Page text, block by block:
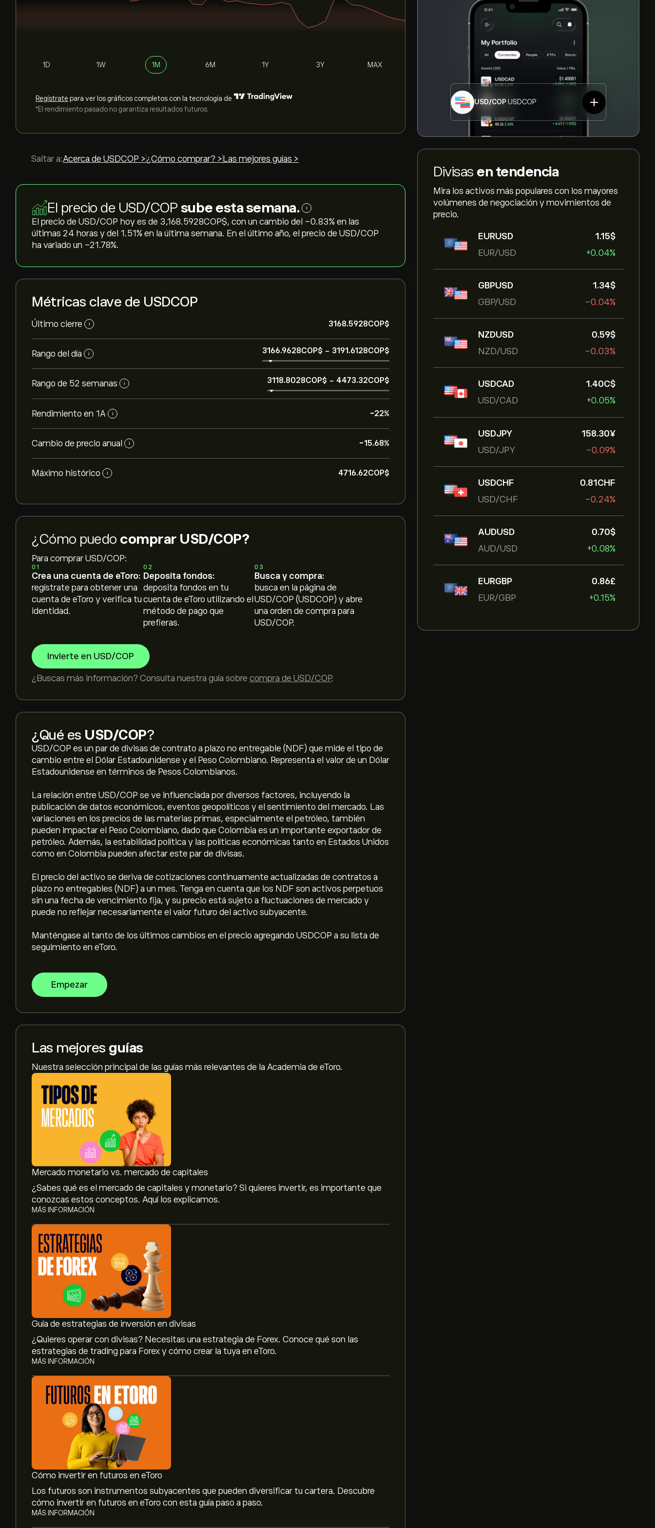
USD/COP USDCOP
Divisas en tendencia
Mira los activos más populares con los mayores
volúmenes de negociación y movimientos de
precio.
EURUSD
EUR/USD
1.15‎$‎
+0.04%
GBPUSD
GBP/USD
1.34‎$‎
-0.04%
NZDUSD
NZD/USD
0.59‎$‎
-0.03%
USDCAD
USD/CAD
1.40‎C$‎
+0.05%
USDJPY
USD/JPY
158.30‎¥‎
-0.09%
USDCHF
USD/CHF
0.81‎CHF‎
-0.24%
AUDUSD
AUD/USD
0.70‎$‎
+0.08%
EURGBP
EUR/GBP
0.86‎£‎
+0.15%
1D 1W 1M 6M 1Y 3Y MAX
Regístrate para ver los gráficos completos con la tecnología de
*El rendimiento pasado no garantiza resultados futuros.
Saltar a:Acerca de USDCOP >¿Cómo comprar? > Las mejores guías >
El precio de USD/COP sube esta semana. i
El precio de USD/COP hoy es de 3,168.5928‎COP$‎, con un cambio del ‎-0.83‎% en las
últimas 24 horas y del ‎1.51‎% en la última semana. En el último año, el precio de USD/COP
ha variado un ‎-21.78‎%.
Métricas clave de USDCOP
Último cierre i 3168.5928‎COP$‎
Rango del día i 3166.9628‎COP$‎ - 3191.6128‎COP$‎
Rango de 52 semanas i 3118.8028‎COP$‎ - 4473.32‎COP$‎
Rendimiento en 1A i -22%
Cambio de precio anual i -15.68%
Máximo histórico i 4716.62‎COP$‎
¿Cómo puedo comprar USD/COP?
Para comprar USD/COP:
01
Crea una cuenta de eToro:
regístrate para obtener una
cuenta de eToro y verifica tu
identidad.
02
Deposita fondos:
deposita fondos en tu
cuenta de eToro utilizando el
método de pago que
prefieras.
03
Busca y compra:
busca en la página de
USD/COP (USDCOP) y abre
una orden de compra para
USD/COP.
Invierte en USD/COP
¿Buscas más información? Consulta nuestra guía sobre compra de USD/COP.
¿Qué es USD/COP?
USD/COP es un par de divisas de contrato a plazo no entregable (NDF) que mide el tipo de
cambio entre el Dólar Estadounidense y el Peso Colombiano. Representa el valor de un Dólar
Estadounidense en términos de Pesos Colombianos.
La relación entre USD/COP se ve influenciada por diversos factores, incluyendo la
publicación de datos económicos, eventos geopolíticos y el sentimiento del mercado. Las
variaciones en los precios de las materias primas, especialmente el petróleo, también
pueden impactar el Peso Colombiano, dado que Colombia es un importante exportador de
petróleo. Además, la estabilidad política y las políticas económicas tanto en Estados Unidos
como en Colombia pueden afectar este par de divisas.
El precio del activo se deriva de cotizaciones continuamente actualizadas de contratos a
plazo no entregables (NDF) a un mes. Tenga en cuenta que los NDF son activos perpetuos
sin una fecha de vencimiento fija, y su precio está sujeto a fluctuaciones de mercado y
puede no reflejar necesariamente el valor futuro del activo subyacente.
Manténgase al tanto de los últimos cambios en el precio agregando USDCOP a su lista de
seguimiento en eToro.
Empezar
Las mejores guías
Nuestra selección principal de las guías más relevantes de la Academia de eToro.
Mercado monetario vs. mercado de capitales
¿Sabes qué es el mercado de capitales y monetario? Si quieres invertir, es importante que
conozcas estos conceptos. Aquí los explicamos.
MÁS INFORMACIÓN
Guía de estrategias de inversión en divisas
¿Quieres operar con divisas? Necesitas una estrategia de Forex. Conoce qué son las
estrategias de trading para Forex y cómo crear la tuya en eToro.
MÁS INFORMACIÓN
Cómo invertir en futuros en eToro
Los futuros son instrumentos subyacentes que pueden diversificar tu cartera. Descubre
cómo invertir en futuros en eToro con esta guía paso a paso.
MÁS INFORMACIÓN
El precio actual de USDCOP es de 3,168.5928‎COP$‎
El precio máximo histórico de USD/COP alcanza los 4,716.6200‎COP$‎
Selecciona el intervalo de tiempo «1D» o «1S» en el gráfico de eToro y ajusta la imagen para
observar los movimientos históricos de precios de USD/COP. Durante el último año, el
precio de USD/COP ha oscilado entre -882.21‎COP$‎.
Para comprar USD/COP, visita la página «USD/COP» en el sitio web de eToro. Una vez que